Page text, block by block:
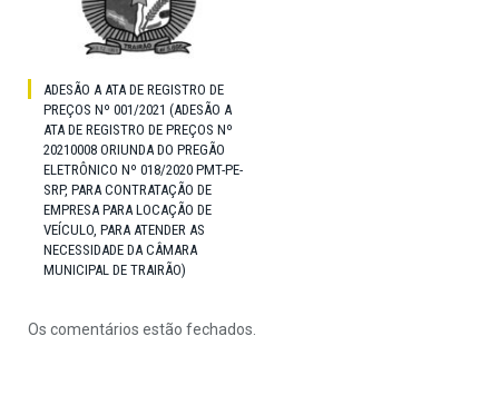
ADESÃO A ATA DE REGISTRO DE
PREÇOS Nº 001/2021 (ADESÃO A
ATA DE REGISTRO DE PREÇOS Nº
20210008 ORIUNDA DO PREGÃO
ELETRÔNICO Nº 018/2020 PMT-PE-
SRP, PARA CONTRATAÇÃO DE
EMPRESA PARA LOCAÇÃO DE
VEÍCULO, PARA ATENDER AS
NECESSIDADE DA CÂMARA
MUNICIPAL DE TRAIRÃO)
Os comentários estão fechados.